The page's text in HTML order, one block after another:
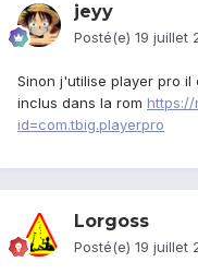
jeyy
Posté(e) 19 juillet
Sinon j'utilise player pro il
inclus dans la rom https://
id=com.tbig.playerpro
Lorgoss
Posté(e) 19 juillet